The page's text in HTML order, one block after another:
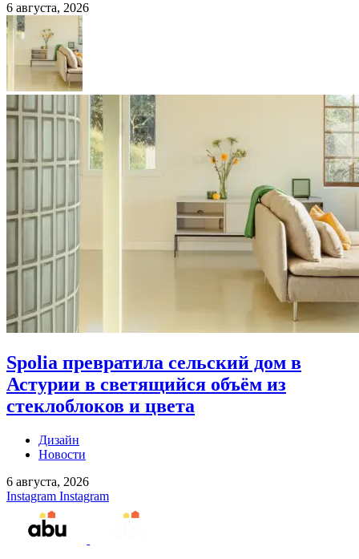
6 августа, 2026
Spolia превратила сельский дом в
Астурии в светящийся объём из
стеклоблоков и цвета
Дизайн
Новости
6 августа, 2026
Instagram Instagram